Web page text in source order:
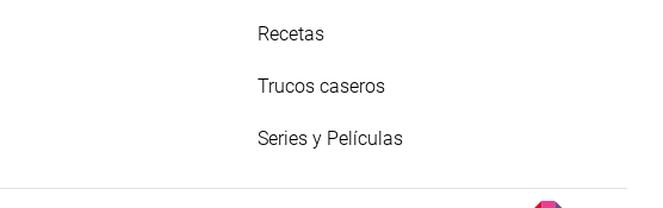
Recetas
Trucos caseros
Series y Películas